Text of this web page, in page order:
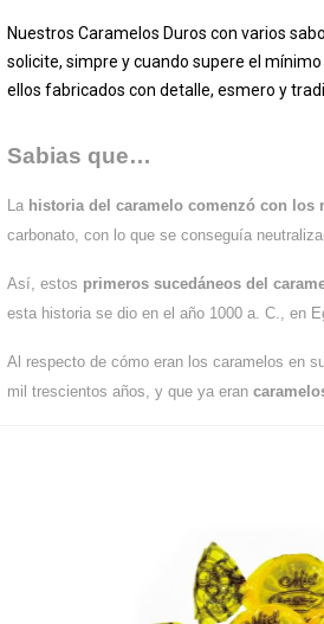
Nuestros Caramelos Duros con varios
solicite, simpre y cuando supere el
ellos fabricados con detalle, esmero y
Sabias que…
La historia del caramelo comenzó con los
carbonato, con lo que se conseguía
Así, estos primeros sucedáneos del
esta historia se dio en el año 1000 a. C., en
Al respecto de cómo eran los caramelos en
mil trescientos años, y que ya eran